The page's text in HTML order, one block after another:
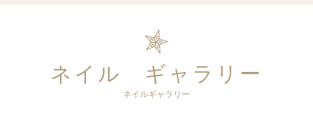
ネイル ギャラリー
ネイルギャラリー